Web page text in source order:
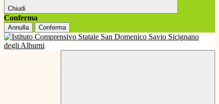
Chiudi
Conferma
Annulla Conferma